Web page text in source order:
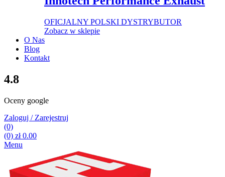
OFICJALNY POLSKI DYSTRYBUTOR
Zobacz w sklepie
O Nas
Blog
Kontakt
4.8
Oceny google
Zaloguj / Zarejestruj
(0)
(0) zł0.00
Menu